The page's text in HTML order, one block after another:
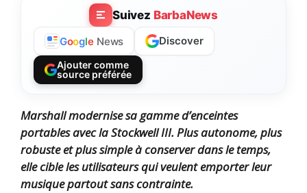
Suivez BarbaNews
Google News Discover
Ajouter comme
source préférée
Marshall modernise sa gamme d’enceintes
portables avec la Stockwell III. Plus autonome, plus
robuste et plus simple à conserver dans le temps,
elle cible les utilisateurs qui veulent emporter leur
musique partout sans contrainte.